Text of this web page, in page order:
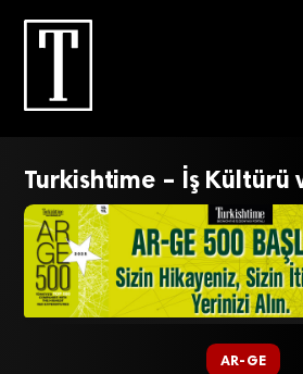
Turkishtime – İş Kültürü
AR-GE